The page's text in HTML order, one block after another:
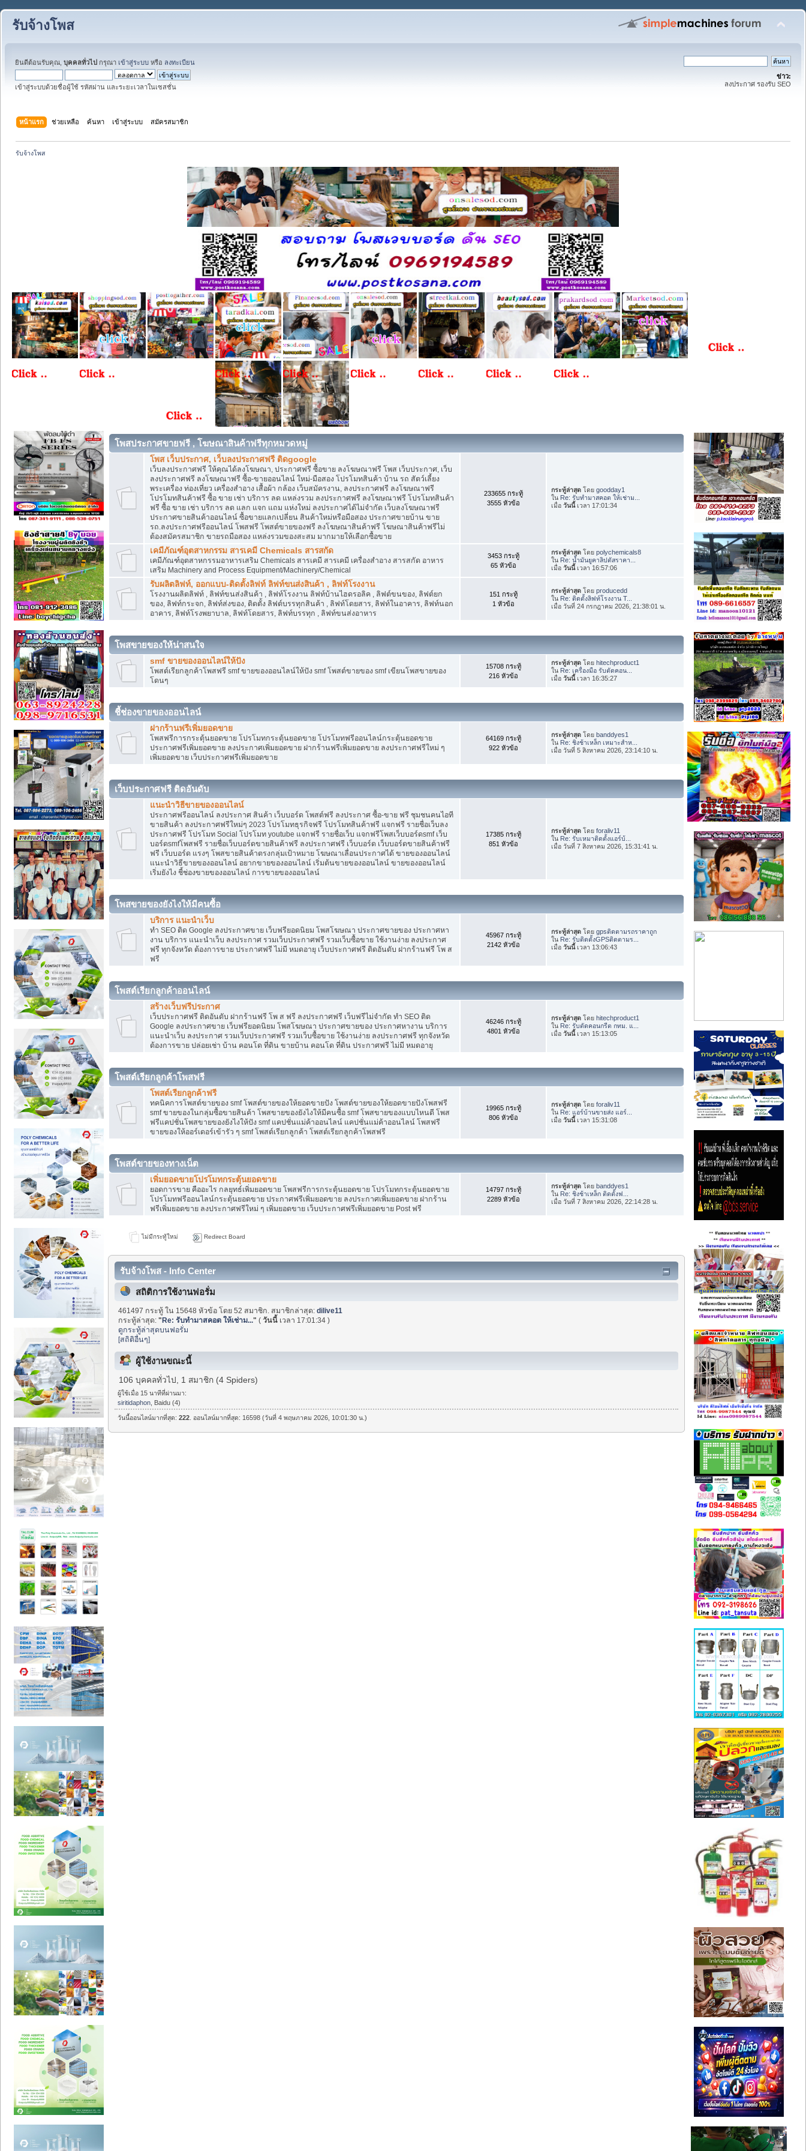
รับจ้างโพส
ยินดีต้อนรับคุณ, บุคคลทั่วไป กรุณา เข้าสู่ระบบ หรือ ลงทะเบียน
เข้าสู่ระบบด้วยชื่อผู้ใช้ รหัสผ่าน และระยะเวลาในเซสชั่น
ข่าว:
ลงประกาศ รองรับ SEO
หน้าแรก ช่วยเหลือ ค้นหา เข้าสู่ระบบ สมัครสมาชิก
รับจ้างโพส
โพสประกาศขายฟรี , โฆษณาสินค้าฟรีทุกหมวดหมู่
โพส เว็บประกาศ, เว็บลงประกาศฟรี ติดgoogle
เว็บลงประกาศฟรี ให้คุณได้ลงโฆษณา, ประกาศฟรี ซื้อขาย ลงโฆษณาฟรี โพส เว็บประกาศ, เว็บ
ลงประกาศฟรี ลงโฆษณาฟรี ซื้อ-ขายออนไลน์ ใหม่-มือสอง โปรโมทสินค้า บ้าน รถ สัตว์เลี้ยง
พระเครื่อง ท่องเที่ยว เครื่องสำอาง เสื้อผ้า กล้อง เว็บสมัครงาน, ลงประกาศฟรี ลงโฆษณาฟรี
โปรโมทสินค้าฟรี ซื้อ ขาย เช่า บริการ ลด แหล่งรวม ลงประกาศฟรี ลงโฆษณาฟรี โปรโมทสินค้า
ฟรี ซื้อ ขาย เช่า บริการ ลด แลก แจก แถม แห่งใหม่ ลงประกาศได้ไม่จำกัด เว็บลงโฆษณาฟรี
ประกาศขายสินค้าออนไลน์ ซื้อขายแลกเปลี่ยน สินค้าใหม่หรือมือสอง ประกาศขายบ้าน ขาย
รถ.ลงประกาศฟรีออนไลน์ โพสฟรี โพสต์ขายของฟรี ลงโฆษณาสินค้าฟรี โฆษณาสินค้าฟรีไม่
ต้องสมัครสมาชิก ขายรถมือสอง แหล่งรวมของสะสม มากมายให้เลือกซื้อขาย
233655 กระทู้
3555 หัวข้อ
กระทู้ล่าสุด โดยgoodday1
ใน Re: รับทำมาสคอต ให้เช่าม...
เมื่อวันนี้เวลา 17:01:34
เคมีภัณฑ์อุตสาหกรรม สารเคมี Chemicals สารสกัด
เคมีภัณฑ์อุตสาหกรรมอาหารเสริม Chemicals สารเคมี สารเคมี เครื่องสำอาง สารสกัด อาหาร
เสริม Machinery and Process Equipment/Machinery/Chemical
3453 กระทู้
65 หัวข้อ
กระทู้ล่าสุด โดยpolychemicals8
ใน Re: น้ำมันยูคาลิปตัสราคา...
เมื่อวันนี้เวลา 16:57:06
รับผลิตลิฟท์, ออกแบบ-ติดตั้งลิฟท์ ลิฟท์ขนส่งสินค้า , ลิฟท์โรงงาน
โรงงานผลิตลิฟท์ , ลิฟท์ขนส่งสินค้า , ลิฟท์โรงงาน ลิฟท์บ้านไฮดรอลิค , ลิฟต์ขนของ, ลิฟต์ยก
ของ, ลิฟท์กระจก, ลิฟท์ส่งของ, ติดตั้ง ลิฟต์บรรทุกสินค้า , ลิฟท์โดยสาร, ลิฟท์ในอาคาร, ลิฟท์นอก
อาคาร, ลิฟท์โรงพยาบาล, ลิฟท์โดยสาร, ลิฟท์บรรทุก , ลิฟท์ขนส่งอาหาร
151 กระทู้
1 หัวข้อ
กระทู้ล่าสุด โดยproducedd
ใน Re: ติดตั้งลิฟท์โรงงาน T...
เมื่อ วันที่ 24 กรกฎาคม 2026, 21:38:01 น.
โพสขายของให้น่าสนใจ
smf ขายของออนไลน์ให้ปัง
โพสต์เรียกลูกค้าโพสฟรี smf ขายของออนไลน์ให้ปัง smf โพสต์ขายของ smf เขียนโพสขายของ
โดนๆ
15708 กระทู้
216 หัวข้อ
กระทู้ล่าสุด โดยhitechproduct1
ใน Re: เครื่องมือ รับตัดคอน...
เมื่อวันนี้เวลา 16:35:27
ชี้ช่องขายของออนไลน์
ฝากร้านฟรีเพิ่มยอดขาย
โพสฟรีการกระตุ้นยอดขาย โปรโมทกระตุ้นยอดขาย โปรโมทฟรีออนไลน์กระตุ้นยอดขาย
ประกาศฟรีเพิ่มยอดขาย ลงประกาศเพิ่มยอดขาย ฝากร้านฟรีเพิ่มยอดขาย ลงประกาศฟรีใหม่ ๆ
เพิ่มยอดขาย เว็บประกาศฟรีเพิ่มยอดขาย
64169 กระทู้
922 หัวข้อ
กระทู้ล่าสุด โดยbanddyes1
ใน Re: ชิงช้าเหล็ก เหมาะสำห...
เมื่อ วันที่ 5 สิงหาคม 2026, 23:14:10 น.
เว็บประกาศฟรี ติดอันดับ
แนะนำวิธีขายของออนไลน์
ประกาศฟรีออนไลน์ ลงประกาศ สินค้า เว็บบอร์ด โพสต์ฟรี ลงประกาศ ซื้อ-ขาย ฟรี ชุมชนคนไอที
ขายสินค้า ลงประกาศฟรีใหม่ๆ 2023 โปรโมทธุรกิจฟรี โปรโมทสินค้าฟรี แจกฟรี รายชื่อเว็บลง
ประกาศฟรี โปรโมท Social โปรโมท youtube แจกฟรี รายชื่อเว็บ แจกฟรีโพสเว็บบอร์ดsmf เว็บ
บอร์ดsmfโพสฟรี รายชื่อเว็บบอร์ดขายสินค้าฟรี ลงประกาศฟรี เว็บบอร์ด เว็บบอร์ดขายสินค้าฟรี
ฟรี เว็บบอร์ด แรงๆ โพสขายสินค้าตรงกลุ่มเป้าหมาย โฆษณาเลื่อนประกาศได้ ขายของออนไลน์
แนะนำวิธีขายของออนไลน์ อยากขายของออนไลน์ เริ่มต้นขายของออนไลน์ ขายของออนไลน์
เริ่มยังไง ชี้ช่องขายของออนไลน์ การขายของออนไลน์
17385 กระทู้
851 หัวข้อ
กระทู้ล่าสุด โดยforaliv11
ใน Re: รับเหมาติดตั้งแอร์บ้...
เมื่อ วันที่ 7 สิงหาคม 2026, 15:31:41 น.
โพสขายของยังไงให้มีคนซื้อ
บริการ แนะนำเว็บ
ทำ SEO ติด Google ลงประกาศขาย เว็บฟรียอดนิยม โพสโฆษณา ประกาศขายของ ประกาศหา
งาน บริการ แนะนำเว็บ ลงประกาศ รวมเว็บประกาศฟรี รวมเว็บซื้อขาย ใช้งานง่าย ลงประกาศ
ฟรี ทุกจังหวัด ต้องการขาย ประกาศฟรี ไม่มี หมดอายุ เว็บประกาศฟรี ติดอันดับ ฝากร้านฟรี โพ ส
ฟรี
45967 กระทู้
2142 หัวข้อ
กระทู้ล่าสุด โดยgpsติดตามรถราคาถูก
ใน Re: รับติดตั้งGPSติดตามร...
เมื่อวันนี้เวลา 13:06:43
โพสต์เรียกลูกค้าออนไลน์
สร้างเว็บฟรีประกาศ
เว็บประกาศฟรี ติดอันดับ ฝากร้านฟรี โพ ส ฟรี ลงประกาศฟรี เว็บฟรีไม่จำกัด ทำ SEO ติด
Google ลงประกาศขาย เว็บฟรียอดนิยม โพสโฆษณา ประกาศขายของ ประกาศหางาน บริการ
แนะนำเว็บ ลงประกาศ รวมเว็บประกาศฟรี รวมเว็บซื้อขาย ใช้งานง่าย ลงประกาศฟรี ทุกจังหวัด
ต้องการขาย ปล่อยเช่า บ้าน คอนโด ที่ดิน ขายบ้าน คอนโด ที่ดิน ประกาศฟรี ไม่มี หมดอายุ
46246 กระทู้
4801 หัวข้อ
กระทู้ล่าสุด โดยhitechproduct1
ใน Re: รับตัดคอนกรีต กทม. แ...
เมื่อวันนี้เวลา 15:13:05
โพสต์เรียกลูกค้าโพสฟรี
โพสต์เรียกลูกค้าฟรี
ทคนิคการโพสต์ขายของ smf โพสต์ขายของให้ยอดขายปัง โพสต์ขายของให้ยอดขายปังโพสฟรี
smf ขายของในกลุ่มซื้อขายสินค้า โพสขายของยังไงให้มีคนซื้อ smf โพสขายของแบบไหนดี โพส
ฟรีแคปชั่นโพสขายของยังไงให้ปัง smf แคปชั่นแม่ค้าออนไลน์ แคปชั่นแม่ค้าออนไลน์ โพสฟรี
ขายของให้ออร์เดอร์เข้ารัว ๆ smf โพสต์เรียกลูกค้า โพสต์เรียกลูกค้าโพสฟรี
19965 กระทู้
806 หัวข้อ
กระทู้ล่าสุด โดยforaliv11
ใน Re: แอร์บ้านขายส่ง แอร์...
เมื่อวันนี้เวลา 15:31:08
โพสต์ขายของทางเน็ต
เพิ่มยอดขายโปรโมทกระตุ้นยอดขาย
ยอดการขาย คืออะไร กลยุทธ์เพิ่มยอดขาย โพสฟรีการกระตุ้นยอดขาย โปรโมทกระตุ้นยอดขาย
โปรโมทฟรีออนไลน์กระตุ้นยอดขาย ประกาศฟรีเพิ่มยอดขาย ลงประกาศเพิ่มยอดขาย ฝากร้าน
ฟรีเพิ่มยอดขาย ลงประกาศฟรีใหม่ ๆ เพิ่มยอดขาย เว็บประกาศฟรีเพิ่มยอดขาย Post ฟรี
14797 กระทู้
2289 หัวข้อ
กระทู้ล่าสุด โดยbanddyes1
ใน Re: ชิงช้าเหล็ก ติดตั้งฟ...
เมื่อ วันที่ 7 สิงหาคม 2026, 22:14:28 น.
ไม่มีกระทู้ใหม่ Redirect Board
รับจ้างโพส - Info Center
สถิติการใช้งานฟอรั่ม
461497 กระทู้ ใน 15648 หัวข้อ โดย 52 สมาชิก. สมาชิกล่าสุด:dilive11
กระทู้ล่าสุด:"Re: รับทำมาสคอต ให้เช่าม..." (วันนี้ เวลา 17:01:34 )
ดูกระทู้ล่าสุดบนฟอรั่ม
[สถิติอื่นๆ]
ผู้ใช้งานขณะนี้
106 บุคคลทั่วไป, 1 สมาชิก (4 Spiders)
ผู้ใช้เมื่อ 15 นาทีที่ผ่านมา:
siritidaphon , Baidu (4)
วันนี้ออนไลน์มากที่สุด:222 . ออนไลน์มากที่สุด: 16598 (วันที่ 4 พฤษภาคม 2026, 10:01:30 น.)